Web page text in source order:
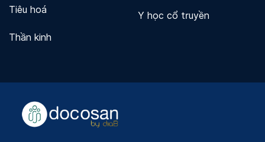
Tiêu hoá
Thần kinh
Y học cổ truyền